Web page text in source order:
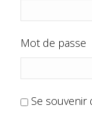
Mot de passe
Se souvenir